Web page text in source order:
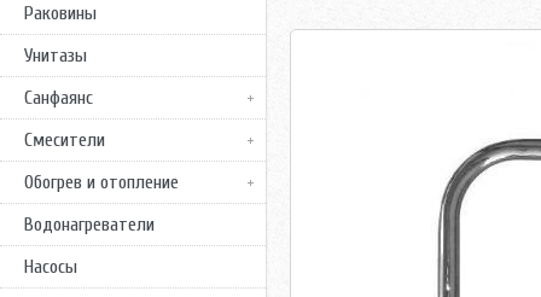
Раковины
Унитазы
Санфаянс
Смесители
Обогрев и отопление
Водонагреватели
Насосы